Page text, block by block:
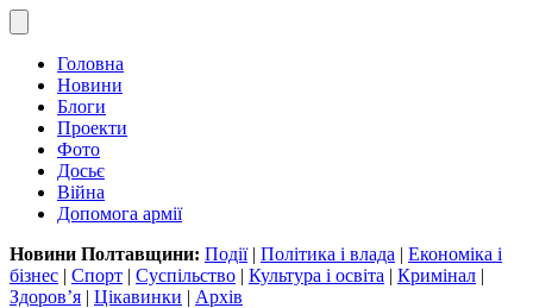
Головна
Новини
Блоги
Проекти
Фото
Досьє
Війна
Допомога армії
Новини Полтавщини: Події| Політика і влада | Економіка і
бізнес | Спорт | Суспільство | Культура і освіта | Кримінал |
Здоров’я | Цікавинки | Архів